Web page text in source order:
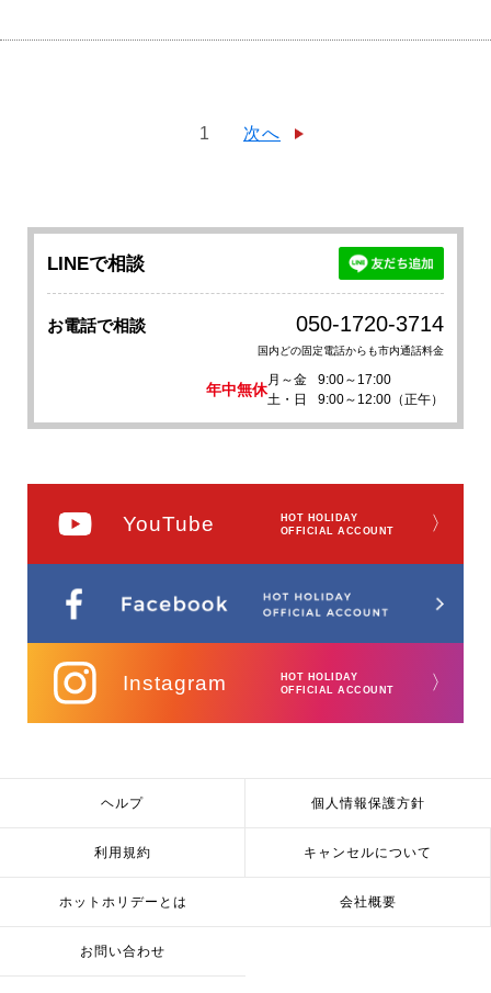
1 次へ
LINEで相談
お電話で相談 050-1720-3714
国内どの固定電話からも市内通話料金
年中無休
月～金
9:00～17:00
土・日
9:00～12:00（正午）
YouTube
HOT HOLIDAY
OFFICIAL ACCOUNT
〉
Instagram
HOT HOLIDAY
OFFICIAL ACCOUNT
〉
ヘルプ 個人情報保護方針
利用規約 キャンセルについて
ホットホリデーとは 会社概要
お問い合わせ